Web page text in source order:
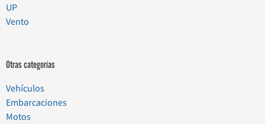
UP
Vento
Otras categorías
Vehículos
Embarcaciones
Motos